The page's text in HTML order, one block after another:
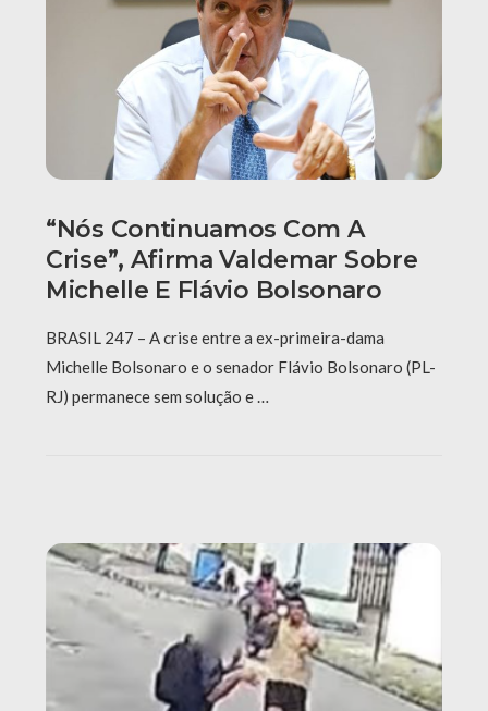
“Nós Continuamos Com A
Crise”, Afirma Valdemar Sobre
Michelle E Flávio Bolsonaro
BRASIL 247 – A crise entre a ex-primeira-dama
Michelle Bolsonaro e o senador Flávio Bolsonaro (PL-
RJ) permanece sem solução e …